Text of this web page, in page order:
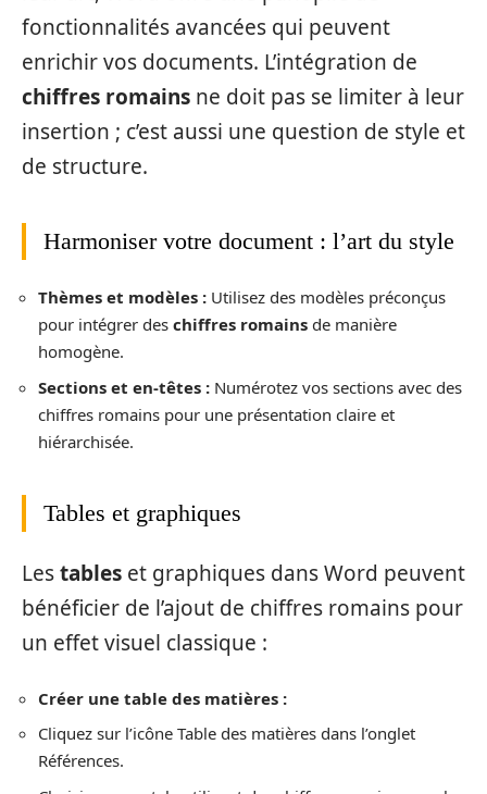
fonctionnalités avancées qui peuvent
enrichir vos documents. L’intégration de
chiffres romains ne doit pas se limiter à leur
insertion ; c’est aussi une question de style et
de structure.
Harmoniser votre document : l’art du style
Thèmes et modèles : Utilisez des modèles préconçus
pour intégrer des chiffres romains de manière
homogène.
Sections et en-têtes : Numérotez vos sections avec des
chiffres romains pour une présentation claire et
hiérarchisée.
Tables et graphiques
Lestables et graphiques dans Word peuvent
bénéficier de l’ajout de chiffres romains pour
un effet visuel classique :
Créer une table des matières :
Cliquez sur l’icône Table des matières dans l’onglet
Références.